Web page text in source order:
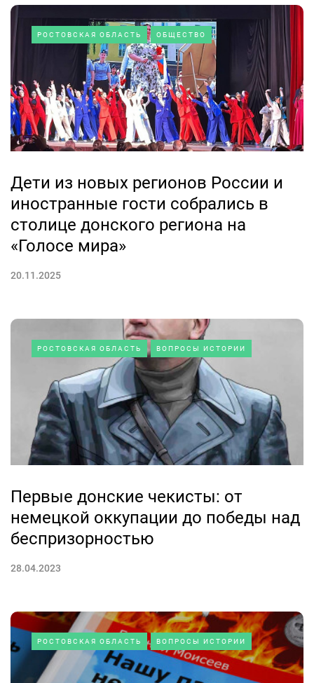
РОСТОВСКАЯ ОБЛАСТЬ ОБЩЕСТВО
Дети из новых регионов России и
иностранные гости собрались в
столице донского региона на
«Голосе мира»
20.11.2025
РОСТОВСКАЯ ОБЛАСТЬ ВОПРОСЫ ИСТОРИИ
Первые донские чекисты: от
немецкой оккупации до победы над
беспризорностью
28.04.2023
РОСТОВСКАЯ ОБЛАСТЬ ВОПРОСЫ ИСТОРИИ